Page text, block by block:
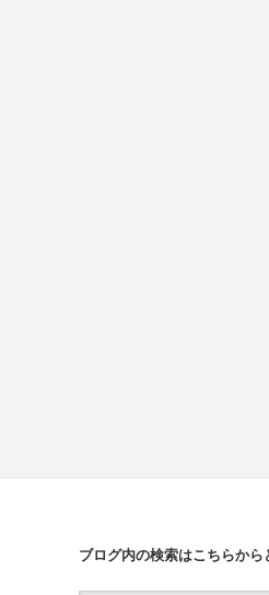
ブログ内の検索はこちらから